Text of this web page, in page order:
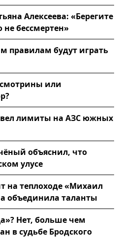
Алексеева: «Берегите
бессмертен»
правилам будут играть
или
лимиты на АЗС южных
объяснил, что
улусе
на теплоходе «Михаил
объединила таланты
Нет, больше чем
в судьбе Бродского